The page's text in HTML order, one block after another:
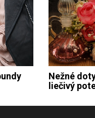
Nežné
liečivý